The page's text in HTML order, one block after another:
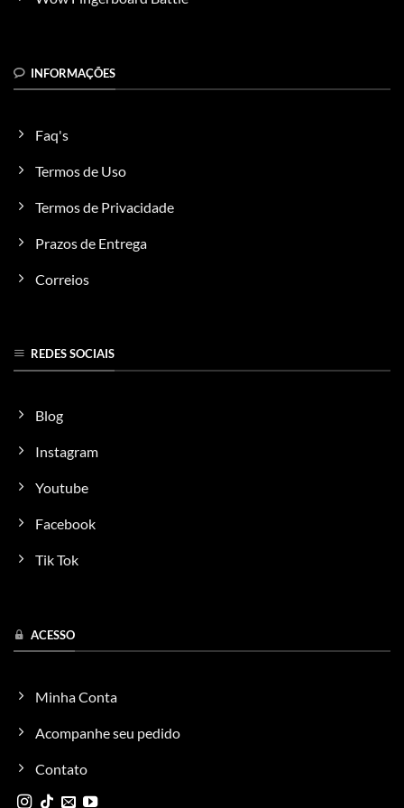
INFORMAÇÕES
Faq's
Termos de Uso
Termos de Privacidade
Prazos de Entrega
Correios
REDES SOCIAIS
Blog
Instagram
Youtube
Facebook
Tik Tok
ACESSO
Minha Conta
Acompanhe seu pedido
Contato